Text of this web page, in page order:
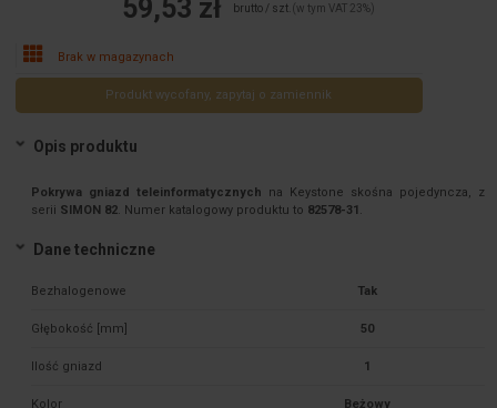
59,53 zł brutto / szt. (w tym VAT 23%)
Brak w magazynach
Produkt wycofany, zapytaj o zamiennik
Opis produktu
Pokrywa gniazd teleinformatycznych na Keystone skośna pojedyncza, z
serii SIMON 82. Numer katalogowy produktu to 82578-31 .
Dane techniczne
Bezhalogenowe Tak
Głębokość [mm] 50
Ilość gniazd 1
Kolor Beżowy